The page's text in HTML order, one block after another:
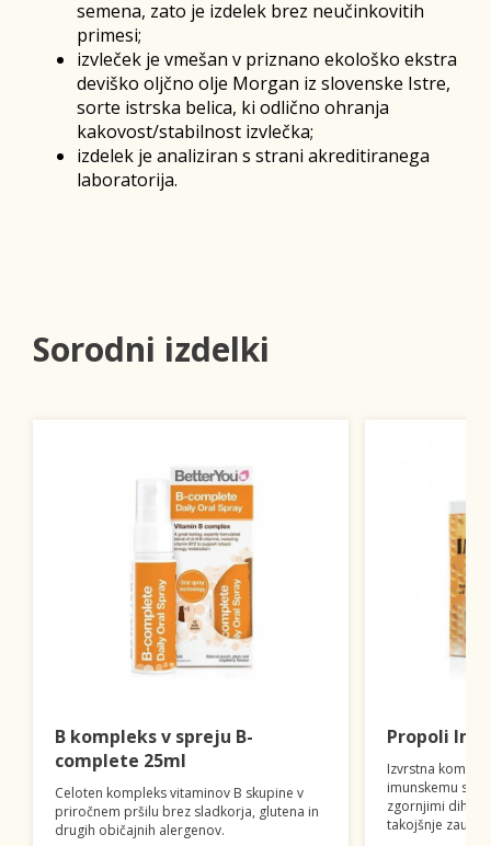
semena, zato je izdelek brez neučinkovitih
primesi;
izvleček je vmešan v priznano ekološko ekstra
deviško oljčno olje Morgan iz slovenske Istre,
sorte istrska belica, ki odlično ohranja
kakovost/stabilnost izvlečka;
izdelek je analiziran s strani akreditiranega
laboratorija.
Sorodni izdelki
B kompleks v spreju B-
complete 25ml
Celoten kompleks vitaminov B skupine v
priročnem pršilu brez sladkorja, glutena in
drugih običajnih alergenov.
Propoli
Izvrstna
imunskemu
zgornjimi dihali
takojšnje